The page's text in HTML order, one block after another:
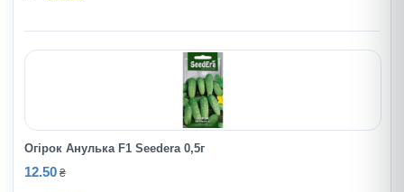
Огірок Анулька F1 Seedera 0,5г
12.50 ₴